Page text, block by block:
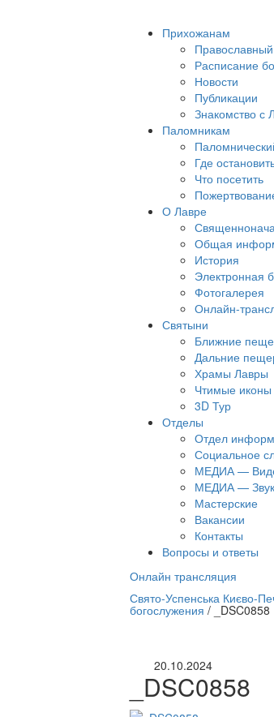
Прихожанам
Расписание
Новости
Публикации
Знакомство с
Паломникам
Где
Что посетить
О Лавре
Общая
История
Электронная
Фотогалерея
Онлайн-
Святыни
Ближние
Дальние
Храмы Лавры
Чтимые иконы
3D Тур
Отделы
Отдел
Социальное
МЕДИА —
МЕДИА —
Мастерские
Вакансии
Контакты
Вопросы и ответы
Онлайн трансляция
12 сентября
Свято-Успенська Києво-
богослужения / _DSC0858
20.10.2024
_DSC0858